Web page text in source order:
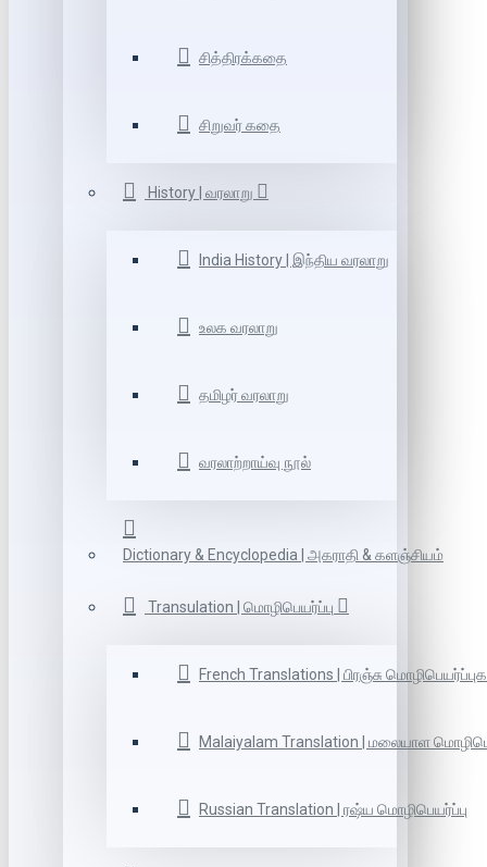
சித்திரக்கதை
சிறுவர் கதை
History | வரலாறு
India History | இந்திய வரலாறு
உலக வரலாறு
தமிழர் வரலாறு
வரலாற்றாய்வு நூல்
Dictionary & Encyclopedia | அகராதி & களஞ்சியம்
Transulation | மொழிபெயர்ப்பு
French Translations | பிரஞ்சு
Malaiyalam Translation | மலையாள
Russian Translation | ரஷ்ய மொழிபெயர்ப்பு